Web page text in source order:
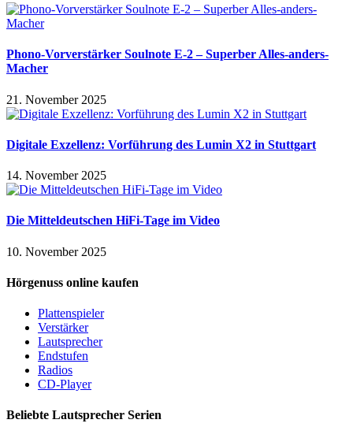
Phono-Vorverstärker Soulnote E-2 – Superber Alles-anders-
Macher
21. November 2025
Digitale Exzellenz: Vorführung des Lumin X2 in Stuttgart
14. November 2025
Die Mitteldeutschen HiFi-Tage im Video
10. November 2025
Hörgenuss online kaufen
Plattenspieler
Verstärker
Lautsprecher
Endstufen
Radios
CD-Player
Beliebte Lautsprecher Serien